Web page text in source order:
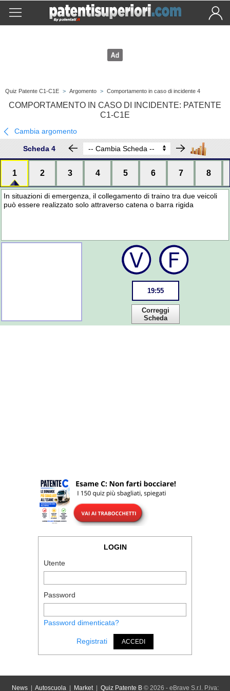
Quiz Patente C1-C1E > Argomento > Comportamento in caso di incidente 4
COMPORTAMENTO IN CASO DI INCIDENTE: PATENTE
C1-C1E
Cambia argomento
Scheda 4
1 2 3 4 5 6 7 8
In situazioni di emergenza, il collegamento di traino tra due veicoli
può essere realizzato solo attraverso catena o barra rigida
19:55
Correggi
Scheda
LOGIN
Utente
Password
Password dimenticata?
Registrati ACCEDI
News| Autoscuola| Market| Quiz Patente B© 2026 - eBrave S.r.l. P.iva: